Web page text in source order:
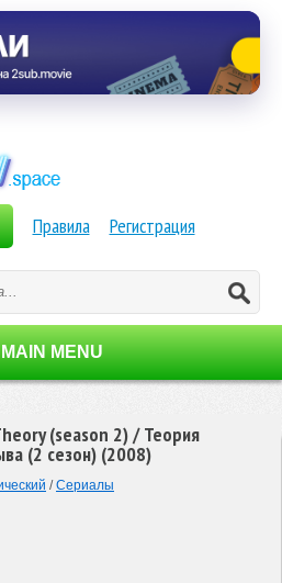
Правила Регистрация
MAIN MENU
(season 2) / Теория
(2 сезон) (2008)
/Сериалы